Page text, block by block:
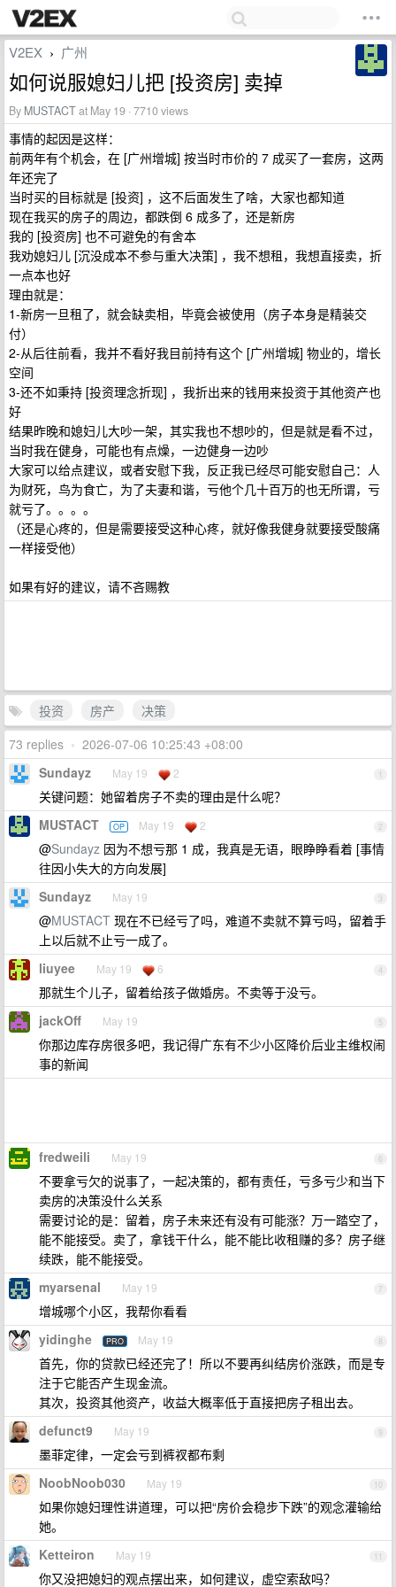
V2EX › 广州
如何说服媳妇儿把 [投资房] 卖掉
By MUSTACTat May 19 · 7710 views
事情的起因是这样：
前两年有个机会，在 [广州增城] 按当时市价的 7 成买了一套房，这两
年还完了
当时买的目标就是 [投资] ，这不后面发生了啥，大家也都知道
现在我买的房子的周边，都跌倒 6 成多了，还是新房
我的 [投资房] 也不可避免的有舍本
我劝媳妇儿 [沉没成本不参与重大决策] ，我不想租，我想直接卖，折
一点本也好
理由就是：
1-新房一旦租了，就会缺卖相，毕竟会被使用（房子本身是精装交
付）
2-从后往前看，我并不看好我目前持有这个 [广州增城] 物业的，增长
空间
3-还不如秉持 [投资理念折现] ，我折出来的钱用来投资于其他资产也
好
结果昨晚和媳妇儿大吵一架，其实我也不想吵的，但是就是看不过，
当时我在健身，可能也有点燥，一边健身一边吵
大家可以给点建议，或者安慰下我，反正我已经尽可能安慰自己：人
为财死，鸟为食亡，为了夫妻和谐，亏他个几十百万的也无所谓，亏
就亏了。。。。
（还是心疼的，但是需要接受这种心疼，就好像我健身就要接受酸痛
一样接受他）
如果有好的建议，请不吝赐教
投资 房产
决策
73 replies • 2026-07-06 10:25:43 +08:00
1
Sundayz May 19 2
关键问题：她留着房子不卖的理由是什么呢？
2
MUSTACT OP May 19 2
@Sundayz 因为不想亏那 1 成，我真是无语，眼睁睁看着 [事情
往因小失大的方向发展]
3
Sundayz May 19
@MUSTACT 现在不已经亏了吗，难道不卖就不算亏吗，留着手
上以后就不止亏一成了。
4
liuyee May 19 6
那就生个儿子，留着给孩子做婚房。不卖等于没亏。
5
jackOff May 19
你那边库存房很多吧，我记得广东有不少小区降价后业主维权闹
事的新闻
6
fredweili May 19
不要拿亏欠的说事了，一起决策的，都有责任，亏多亏少和当下
卖房的决策没什么关系
需要讨论的是：留着，房子未来还有没有可能涨？万一踏空了，
能不能接受。卖了，拿钱干什么，能不能比收租赚的多？房子继
续跌，能不能接受。
7
myarsenal May 19
增城哪个小区，我帮你看看
8
yidinghe PRO May 19
首先，你的贷款已经还完了！所以不要再纠结房价涨跌，而是专
注于它能否产生现金流。
其次，投资其他资产，收益大概率低于直接把房子租出去。
9
defunct9 May 19
墨菲定律，一定会亏到裤衩都布剩
10
NoobNoob030 May 19
如果你媳妇理性讲道理，可以把“房价会稳步下跌”的观念灌输给
她。
11
Ketteiron May 19
你又没把媳妇的观点摆出来，如何建议，虚空索敌吗？